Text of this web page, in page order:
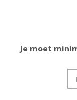
de alcohol is
Je moet